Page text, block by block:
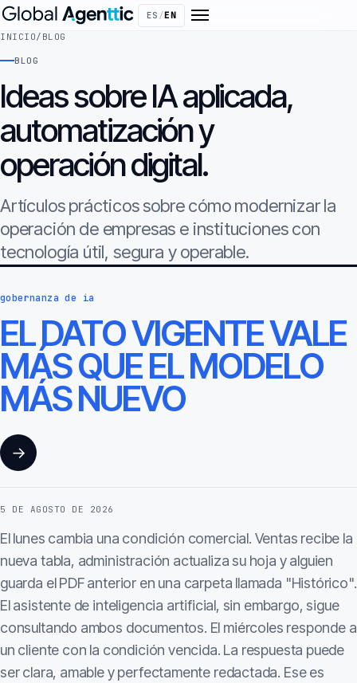
ES /EN
INICIO/ BLOG
BLOG
Ideas sobre IA aplicada,
automatización y
operación digital.
Artículos prácticos sobre cómo modernizar la
operación de empresas e instituciones con
tecnología útil, segura y operable.
gobernanza de ia
EL DATO VIGENTE VALE
MÁS QUE EL MODELO
MÁS NUEVO
→
5 DE AGOSTO DE 2026
El lunes cambia una condición comercial. Ventas recibe la
nueva tabla, administración actualiza su hoja y alguien
guarda el PDF anterior en una carpeta llamada "Histórico".
El asistente de inteligencia artificial, sin embargo, sigue
consultando ambos documentos. El miércoles responde a
un cliente con la condición vencida. La respuesta puede
ser clara, amable y perfectamente redactada. Ese es